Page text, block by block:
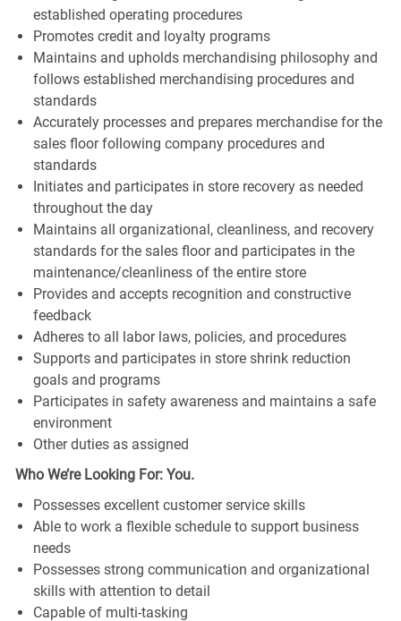
established operating procedures
Promotes credit and loyalty programs
Maintains and upholds merchandising philosophy and
follows established merchandising procedures and
standards
Accurately processes and prepares merchandise for the
sales floor following company procedures and
standards
Initiates and participates in store recovery as needed
throughout the day
Maintains all organizational, cleanliness, and recovery
standards for the sales floor and participates in the
maintenance/cleanliness of the entire store
Provides and accepts recognition and constructive
feedback
Adheres to all labor laws, policies, and procedures
Supports and participates in store shrink reduction
goals and programs
Participates in safety awareness and maintains a safe
environment
Other duties as assigned
Who We’re Looking For: You.
Possesses excellent customer service skills
Able to work a flexible schedule to support business
needs
Possesses strong communication and organizational
skills with attention to detail
Capable of multi-tasking